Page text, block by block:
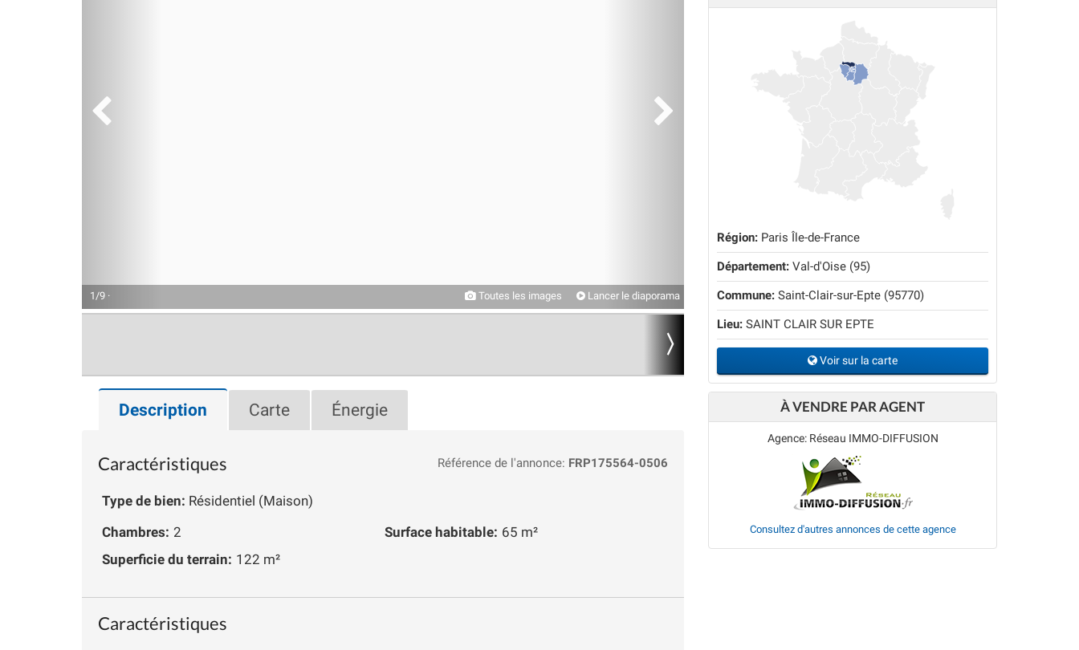
1/9 · Toutes les images Lancer le diaporama
Description Carte Énergie
Caractéristiques Référence de l'annonce: FRP175564-0506
Type de bien: Résidentiel (Maison)
Chambres: 2 Surface habitable: 65 m²
Superficie du terrain: 122 m²
Caractéristiques
Région: Paris Île-de-France
Département: Val-d'Oise (95)
Commune: Saint-Clair-sur-Epte (95770)
Lieu: SAINT CLAIR SUR EPTE
Voir sur la carte
À VENDRE PAR AGENT
Agence: Réseau IMMO-DIFFUSION
Consultez d'autres annonces de cette agence